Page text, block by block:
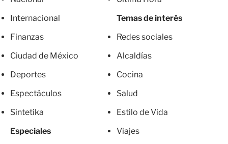
Internacional
Finanzas
Ciudad de México
Deportes
Espectáculos
Sintetika
Especiales
Temas de interés
Redes sociales
Alcaldías
Cocina
Salud
Estilo de Vida
Viajes